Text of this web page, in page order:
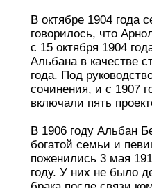
В октябре 1904 года
говорилось, что
с 15 октября 1904
Альбана в качестве
года. Под
сочинения, и с 1907
включали пять
В 1906 году Альбан
богатой семьи и
поженились 3 мая
году. У них не было